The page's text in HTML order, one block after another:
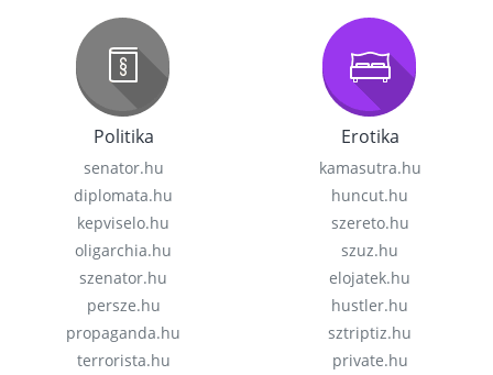
Politika
senator.hu
diplomata.hu
kepviselo.hu
oligarchia.hu
szenator.hu
persze.hu
propaganda.hu
terrorista.hu
Erotika
kamasutra.hu
huncut.hu
szereto.hu
szuz.hu
elojatek.hu
hustler.hu
sztriptiz.hu
private.hu